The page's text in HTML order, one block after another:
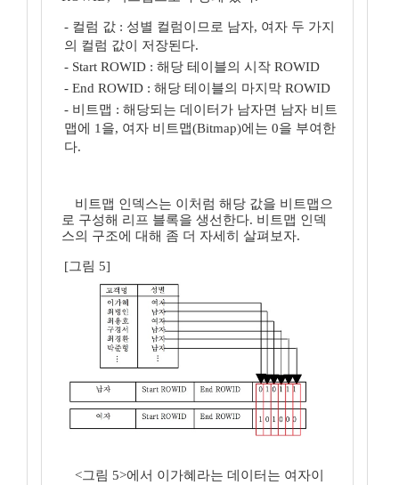
- 컬럼 값 : 성별 컬럼이므로 남자, 여자 두 가지
의 컬럼 값이 저장된다.
- Start ROWID : 해당 테이블의 시작 ROWID
- End ROWID : 해당 테이블의 마지막 ROWID
- 비트맵 : 해당되는 데이터가 남자면 남자 비트
맵에 1을, 여자 비트맵(Bitmap)에는 0을 부여한
다.
비트맵 인덱스는 이처럼 해당 값을 비트맵으
로 구성해 리프 블록을 생선한다. 비트맵 인덱
스의 구조에 대해 좀 더 자세히 살펴보자.
[그림 5]
<그림 5>에서 이가혜라는 데이터는 여자이